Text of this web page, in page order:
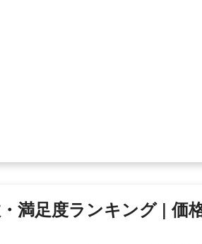
満足度ランキング | 価